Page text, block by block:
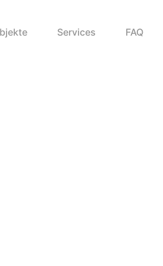
Services FAQ